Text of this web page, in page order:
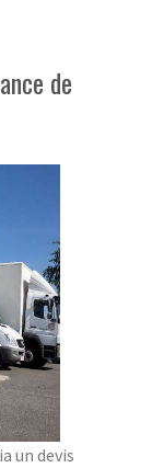
de
un devis